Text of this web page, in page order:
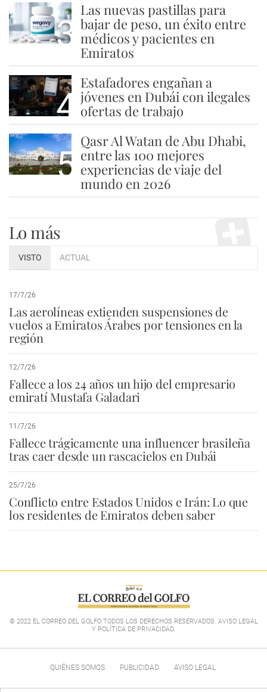
3
Las nuevas pastillas para
bajar de peso, un éxito entre
médicos y pacientes en
Emiratos
4
Estafadores engañan a
jóvenes en Dubái con ilegales
ofertas de trabajo
5
Qasr Al Watan de Abu Dhabi,
entre las 100 mejores
experiencias de viaje del
mundo en 2026
Lo más
VISTO ACTUAL
17/7/26
Las aerolíneas extienden suspensiones de
vuelos a Emiratos Árabes por tensiones en la
región
12/7/26
Fallece a los 24 años un hijo del empresario
emiratí Mustafa Galadari
11/7/26
Fallece trágicamente una influencer brasileña
tras caer desde un rascacielos en Dubái
25/7/26
Conflicto entre Estados Unidos e Irán: Lo que
los residentes de Emiratos deben saber
© 2022 EL CORREO DEL GOLFO TODOS LOS DERECHOS RESERVADOS. AVISO LEGAL
Y POLÍTICA DE PRIVACIDAD.
QUIÉNES SOMOS PUBLICIDAD AVISO LEGAL